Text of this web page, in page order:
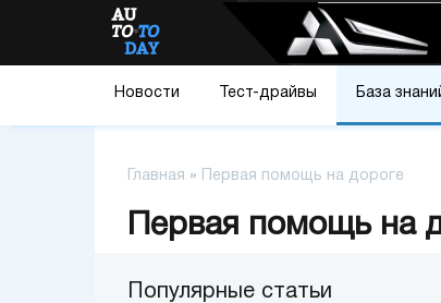
Новости Тест-драйвы База
Главная » Первая помощь на дороге
Первая помощь на
Популярные статьи